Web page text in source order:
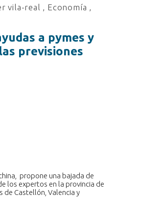
vila-real , Economía ,
a pymes y
previsiones
propone una bajada de
los expertos en la provincia de
Castellón, Valencia y